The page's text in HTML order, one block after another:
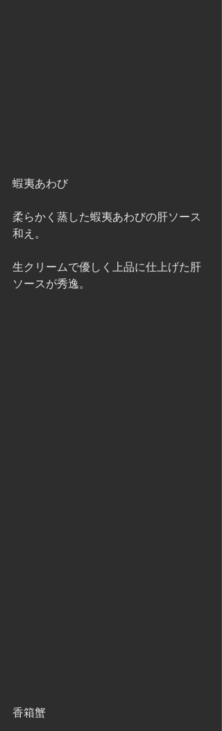
蝦夷あわび
柔らかく蒸した蝦夷あわびの肝ソース
和え。
生クリームで優しく上品に仕上げた肝
ソースが秀逸。
香箱蟹